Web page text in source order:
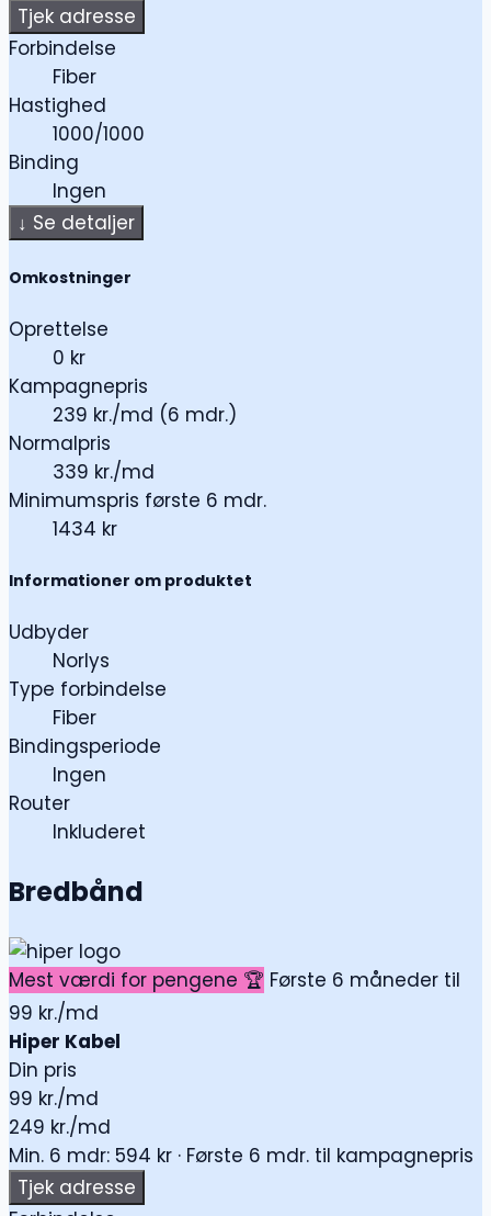
Tjek adresse
Forbindelse
Fiber
Hastighed
1000/1000
Binding
Ingen
↓ Se detaljer
Omkostninger
Oprettelse
0 kr
Kampagnepris
239 kr./md (6 mdr.)
Normalpris
339 kr./md
Minimumspris første 6 mdr.
1434 kr
Informationer om produktet
Udbyder
Norlys
Type forbindelse
Fiber
Bindingsperiode
Ingen
Router
Inkluderet
Bredbånd
Mest værdi for pengene 🏆 Første 6 måneder til
99 kr./md
Hiper Kabel
Din pris
99 kr./md
249 kr./md
Min. 6 mdr: 594 kr · Første 6 mdr. til kampagnepris
Tjek adresse